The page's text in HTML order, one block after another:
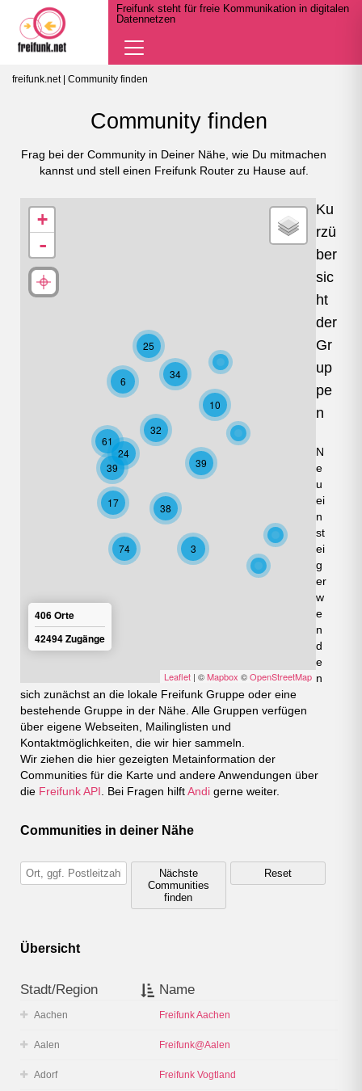
Freifunk steht für freie Kommunikation in digitalen
Datennetzen
Navigation
öffnen
freifunk.net| Community finden
Community finden
Frag bei der Community in Deiner Nähe, wie Du mitmachen
kannst und stell einen Freifunk Router zu Hause auf.
3
6
34
25
17
39
38
74
10
24
61
39
32
+
-
406 Orte
42494 Zugänge
Leaflet| ©Mapbox ©OpenStreetMap
Ku
rzü
ber
sic
ht
der
Gr
up
pe
n
N
e
u
ei
n
st
ei
g
er
w
e
n
d
e
n
sich zunächst an die lokale Freifunk Gruppe oder eine
bestehende Gruppe in der Nähe. Alle Gruppen verfügen
über eigene Webseiten, Mailinglisten und
Kontaktmöglichkeiten, die wir hier sammeln.
Wir ziehen die hier gezeigten Metainformation der
Communities für die Karte und andere Anwendungen über
die Freifunk API . Bei Fragen hilftAndi gerne weiter.
Communities in deiner Nähe
Nächste
Communities
finden
Reset
Übersicht
Stadt/Region Name
Aachen Freifunk Aachen
Aalen Freifunk@Aalen
Adorf Freifunk Vogtland